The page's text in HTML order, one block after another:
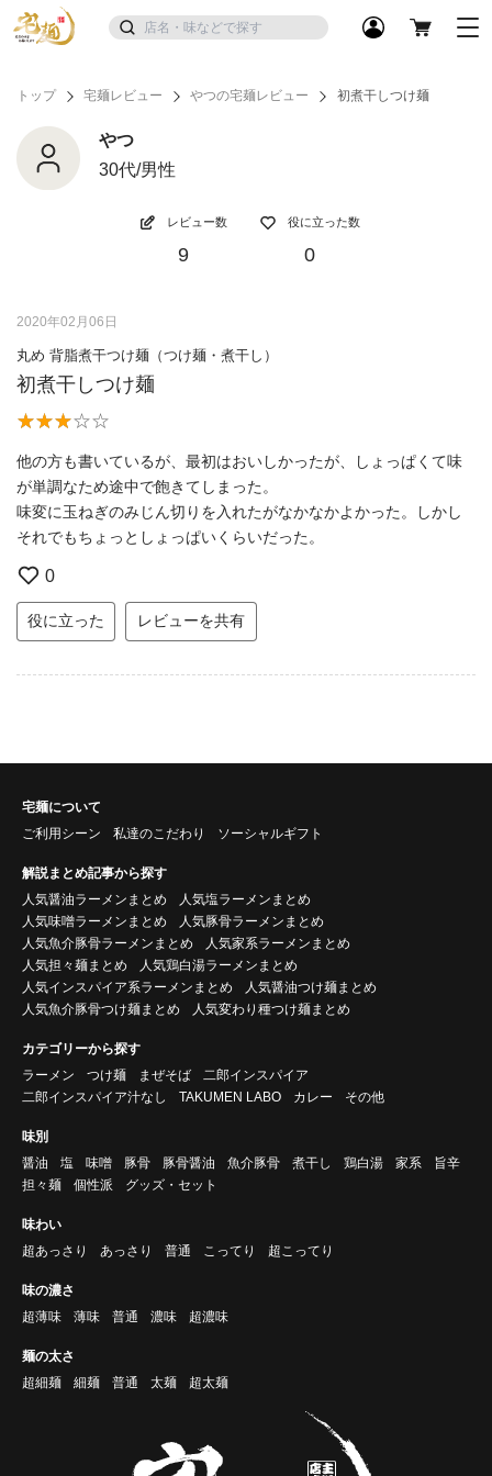
トップ 宅麺レビュー やつの宅麺レビュー 初煮干しつけ麺
やつ
30代/男性
レビュー数
9
役に立った数
0
2020年02月06日
丸め 背脂煮干つけ麺（つけ麺・煮干し）
初煮干しつけ麺
他の方も書いているが、最初はおいしかったが、しょっぱくて味
が単調なため途中で飽きてしまった。
味変に玉ねぎのみじん切りを入れたがなかなかよかった。しかし
それでもちょっとしょっぱいくらいだった。
0
役に立った レビューを共有
宅麺について
ご利用シーン
私達のこだわり ソーシャルギフト
解説まとめ記事から探す
人気醤油ラーメンまとめ
人気塩ラーメンまとめ
人気味噌ラーメンまとめ
人気豚骨ラーメンまとめ
人気魚介豚骨ラーメンまとめ
人気家系ラーメンまとめ
人気担々麺まとめ
人気鶏白湯ラーメンまとめ
人気インスパイア系ラーメンまとめ
人気醤油つけ麺まとめ
人気魚介豚骨つけ麺まとめ
人気変わり種つけ麺まとめ
カテゴリーから探す
ラーメン
つけ麺 まぜそば
二郎インスパイア
二郎インスパイア汁なし
TAKUMEN LABO カレー その他
味別
醤油
塩 味噌 豚骨 豚骨醤油 魚介豚骨 煮干し 鶏白湯 家系
旨辛
担々麺
個性派 グッズ・セット
味わい
超あっさり
あっさり 普通 こってり 超こってり
味の濃さ
超薄味
薄味 普通 濃味 超濃味
麺の太さ
超細麺
細麺 普通 太麺 超太麺